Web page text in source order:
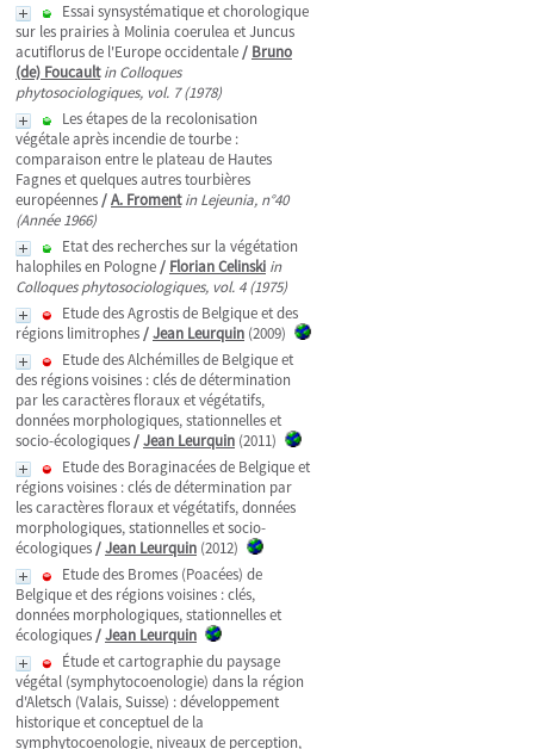
Essai synsystématique et chorologique
sur les prairies à Molinia coerulea et Juncus
acutiflorus de l'Europe occidentale/ Bruno
(de) Foucault in Colloques
phytosociologiques, vol. 7 (1978)
Les étapes de la recolonisation
végétale après incendie de tourbe :
comparaison entre le plateau de Hautes
Fagnes et quelques autres tourbières
européennes/A. Froment in Lejeunia, n°40
(Année 1966)
Etat des recherches sur la végétation
halophiles en Pologne/ Florian Celinski in
Colloques phytosociologiques, vol. 4 (1975)
Etude des Agrostis de Belgique et des
régions limitrophes/Jean Leurquin (2009)
Etude des Alchémilles de Belgique et
des régions voisines : clés de détermination
par les caractères floraux et végétatifs,
données morphologiques, stationnelles et
socio-écologiques/Jean Leurquin (2011)
Etude des Boraginacées de Belgique et
régions voisines : clés de détermination par
les caractères floraux et végétatifs, données
morphologiques, stationnelles et socio-
écologiques/Jean Leurquin (2012)
Etude des Bromes (Poacées) de
Belgique et des régions voisines : clés,
données morphologiques, stationnelles et
écologiques/Jean Leurquin
Étude et cartographie du paysage
végétal (symphytocoenologie) dans la région
d'Aletsch (Valais, Suisse) : développement
historique et conceptuel de la
symphytocoenologie, niveaux de perception,